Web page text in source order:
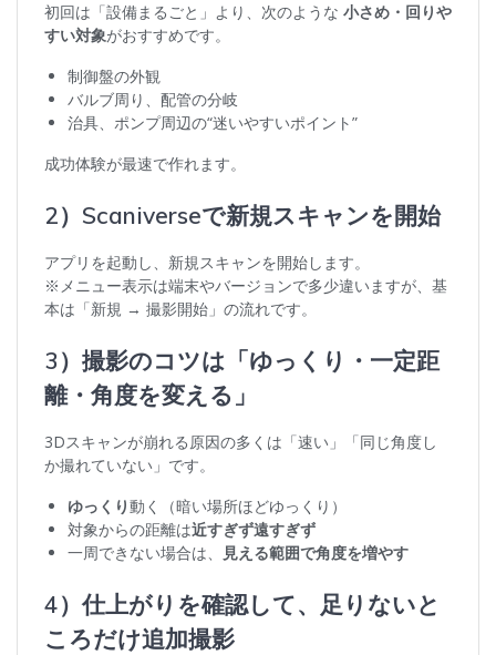
初回は「設備まるごと」より、次のような 小さめ・回りや
すい対象がおすすめです。
制御盤の外観
バルブ周り、配管の分岐
治具、ポンプ周辺の“迷いやすいポイント”
成功体験が最速で作れます。
2）Scaniverseで新規スキャンを開始
アプリを起動し、新規スキャンを開始します。
※メニュー表示は端末やバージョンで多少違いますが、基
本は「新規 → 撮影開始」の流れです。
3）撮影のコツは「ゆっくり・一定距
離・角度を変える」
3Dスキャンが崩れる原因の多くは「速い」「同じ角度し
か撮れていない」です。
ゆっくり動く（暗い場所ほどゆっくり）
対象からの距離は近すぎず遠すぎず
一周できない場合は、
見える範囲で角度を増やす
4）仕上がりを確認して、足りないと
ころだけ追加撮影